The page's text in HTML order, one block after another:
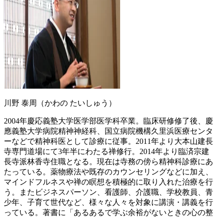
川野 泰周（かわの たいしゅう）
2004年慶応義塾大学医学部医学科卒業。臨床研修修了後、慶
應義塾大学病院精神神経科、国立病院機構久里浜医療センタ
ーなどで精神科医として診療に従事。2011年より大本山建長
寺専門道場にて3年半にわたる禅修行。2014年より臨済宗建
長寺派林香寺住職となる。現在は寺務の傍ら精神科診療にあ
たっている。薬物療法や既存のカウンセリングなどに加え、
マインドフルネスや禅の瞑想を積極的に取り入れた治療を行
う。またビジネスパーソン、看護師、介護職、学校教員、青
少年、子育て世代など、様々な人々を対象に講演・講義を行
っている。著書に「あるあるで学ぶ余裕がないときの心の整